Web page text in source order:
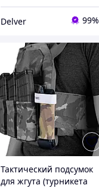
Delver 99%
Тактический подсумок
для жгута (турникета